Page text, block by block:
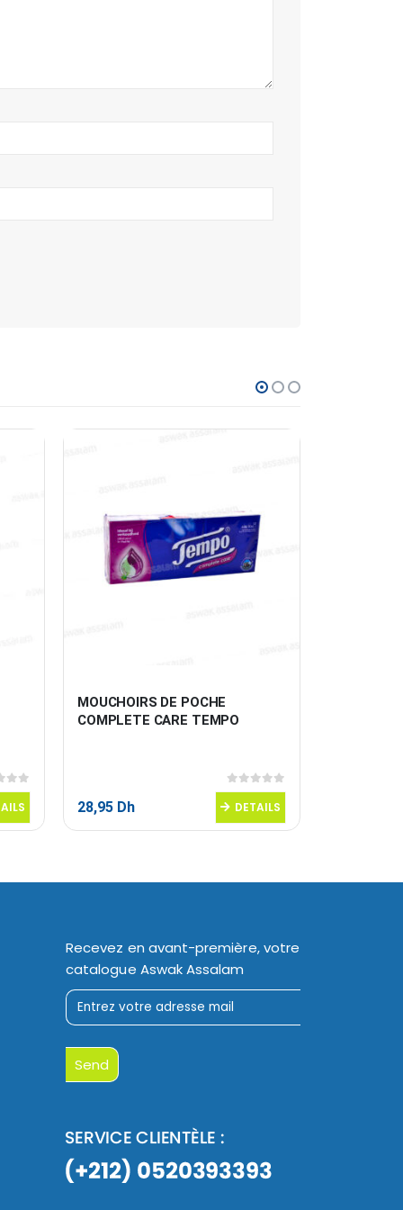
MOUCHOIRS DE POCHE
COMPLETE CARE TEMPO
0sur 5
28,95 Dh DETAILS
Recevez en avant-première, votre
catalogue Aswak Assalam